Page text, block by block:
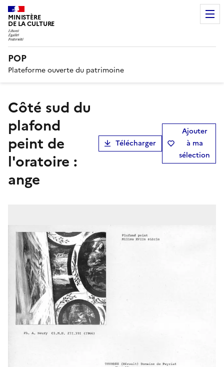
MINISTÈRE
DE LA CULTURE
POP
Plateforme ouverte du patrimoine
Côté sud du
plafond
peint de
l'oratoire :
ange
Télécharger
Ajouter
à ma
sélection